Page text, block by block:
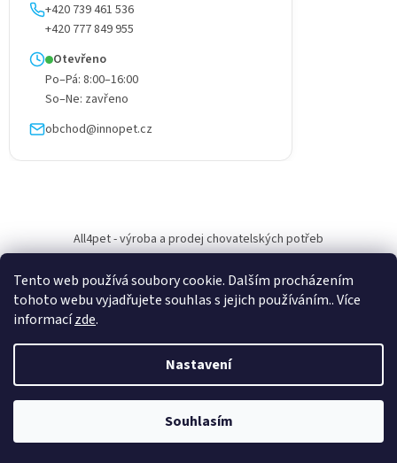
Tento web používá soubory cookie. Dalším procházením
tohoto webu vyjadřujete souhlas s jejich používáním.. Více
informacízde.
Nastavení
Souhlasím
+420 739 461 536
+420 777 849 955
Otevřeno
Po–Pá: 8:00–16:00
So–Ne: zavřeno
obchod@innopet.cz
All4pet - výroba a prodej chovatelských potřeb
Copyright 2026All4pet. Všechna práva vyhrazena.Upravit nastavení
cookies